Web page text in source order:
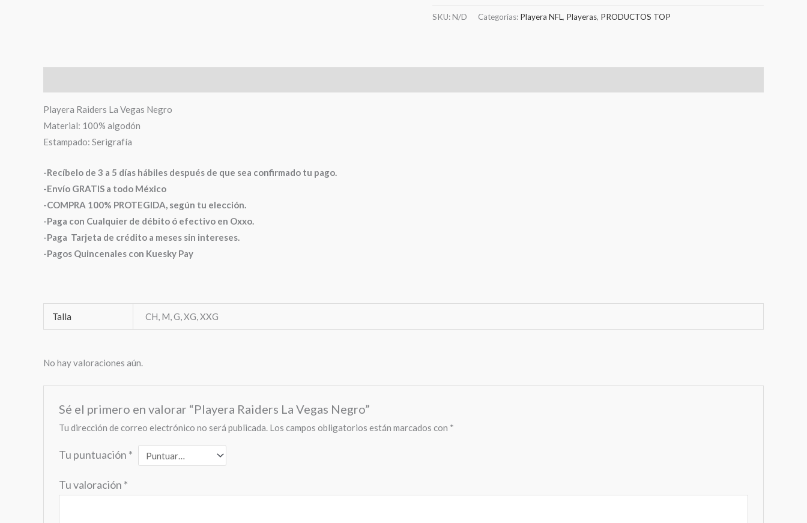
SKU:N/D Categorías: Playera NFL, Playeras, PRODUCTOS TOP
Playera Raiders La Vegas Negro
Material: 100% algodón
Estampado: Serigrafía
-Recíbelo de 3 a 5 días hábiles después de que sea confirmado tu pago.
-Envío GRATIS a todo México
-COMPRA 100% PROTEGIDA, según tu elección.
-Paga con Cualquier de débito ó efectivo en Oxxo.
-Paga Tarjeta de crédito a meses sin intereses.
-Pagos Quincenales con Kuesky Pay
Talla CH, M, G, XG, XXG
No hay valoraciones aún.
Sé el primero en valorar “Playera Raiders La Vegas Negro”
Tu dirección de correo electrónico no será publicada. Los campos obligatorios están marcados con *
Tu puntuación *
Tu valoración *